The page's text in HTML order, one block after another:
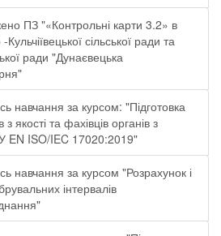
ПЗ "«Контрольні карти 3.2» в
сільської ради та
ради "Дунаєвецька
навчання за курсом: "Підготовка
якості та фахівців органів з
EN ISO/IEC 17020:2019"
навчання за курсом "Розрахунок і
інтервалів